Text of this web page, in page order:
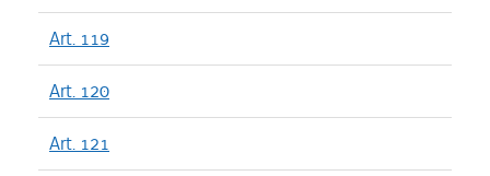
Art. 119
Art. 120
Art. 121